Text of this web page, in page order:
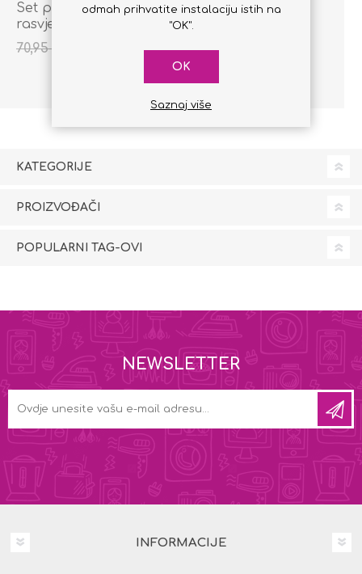
Set pametne LED
rasvjete L1-Lite 5
metara
70,95 KM 75,00 KM
KATEGORIJE
PROIZVOĐAČI
POPULARNI TAG-OVI
NEWSLETTER
INFORMACIJE
odmah prihvatite instalaciju istih na
"OK".
OK
Saznaj više